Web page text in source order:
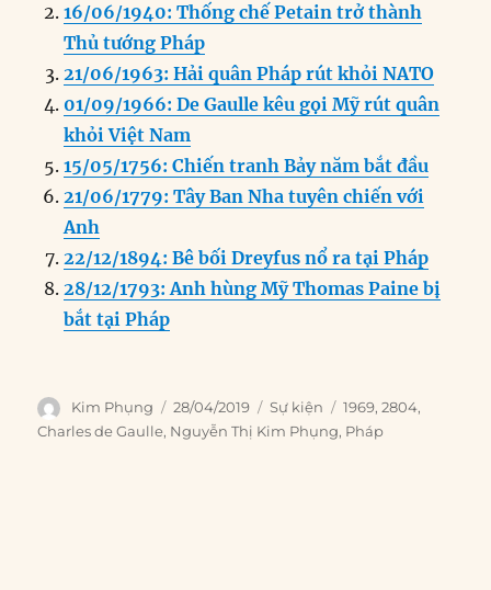
o
o
k
I
n
er p m
16/06/1940: Thống chế Petain trở thành
Thủ tướng Pháp
21/06/1963: Hải quân Pháp rút khỏi NATO
01/09/1966: De Gaulle kêu gọi Mỹ rút quân
khỏi Việt Nam
15/05/1756: Chiến tranh Bảy năm bắt đầu
21/06/1779: Tây Ban Nha tuyên chiến với
Anh
22/12/1894: Bê bối Dreyfus nổ ra tại Pháp
28/12/1793: Anh hùng Mỹ Thomas Paine bị
bắt tại Pháp
Author
Kim Phụng
Posted
on
28/04/2019 Categories
Sự kiện Tags
1969,2804,
Charles de Gaulle, Nguyễn Thị Kim Phụng, Pháp